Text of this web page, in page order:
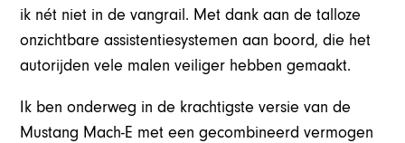
ik nét niet in de vangrail. Met dank aan de talloze
onzichtbare assistentiesystemen aan boord, die het
autorijden vele malen veiliger hebben gemaakt.
Ik ben onderweg in de krachtigste versie van de
Mustang Mach-E met een gecombineerd vermogen